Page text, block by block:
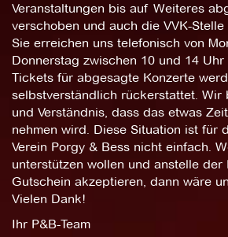
Veranstaltungen bis auf Weiteres
verschoben und auch die VVK-
Sie erreichen uns telefonisch von
Donnerstag zwischen 10 und 14
Tickets für abgesagte Konzerte
selbstverständlich rückerstattet. Wir
und Verständnis, dass das etwas
nehmen wird. Diese Situation ist für
Verein Porgy & Bess nicht einfach.
unterstützen wollen und anstelle der
Gutschein akzeptieren, dann wäre
Vielen Dank!
Ihr P&B-Team